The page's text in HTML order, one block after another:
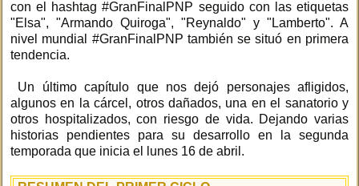
con el hashtag #GranFinalPNP seguido con las etiquetas
"Elsa", "Armando Quiroga", "Reynaldo" y "Lamberto". A
nivel mundial #GranFinalPNP también se situó en primera
tendencia.
Un último capítulo que nos dejó personajes afligidos,
algunos en la cárcel, otros dañados, una en el sanatorio y
otros hospitalizados, con riesgo de vida. Dejando varias
historias pendientes para su desarrollo en la segunda
temporada que inicia el lunes 16 de abril.